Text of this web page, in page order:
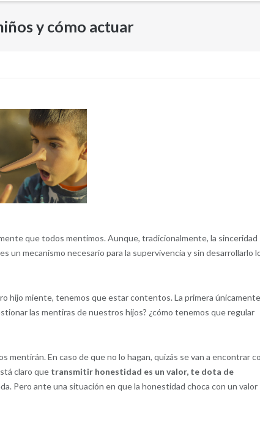
y cómo actuar
que todos mentimos. Aunque, tradicionalmente, la sinceridad
un mecanismo necesario para la supervivencia y sin desarrollarlo
hijo miente, tenemos que estar contentos. La primera
las mentiras de nuestros hijos? ¿cómo tenemos que regular
En caso de que no lo hagan, quizás se van a encontrar
claro quetransmitir honestidad es un valor, te dota de
Pero ante una situación en que la honestidad choca con un valor